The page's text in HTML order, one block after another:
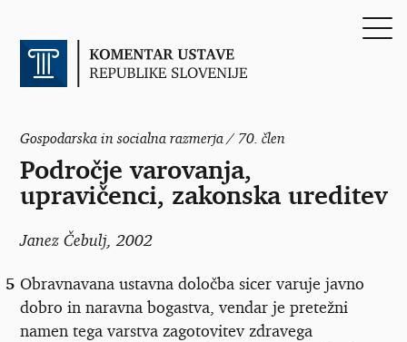
Gospodarska in socialna razmerja / 70. člen
Področje varovanja,
upravičenci, zakonska ureditev
Janez Čebulj , 2002
5 Obravnavana ustavna določba sicer varuje javno
dobro in naravna bogastva, vendar je pretežni
namen tega varstva zagotovitev zdravega